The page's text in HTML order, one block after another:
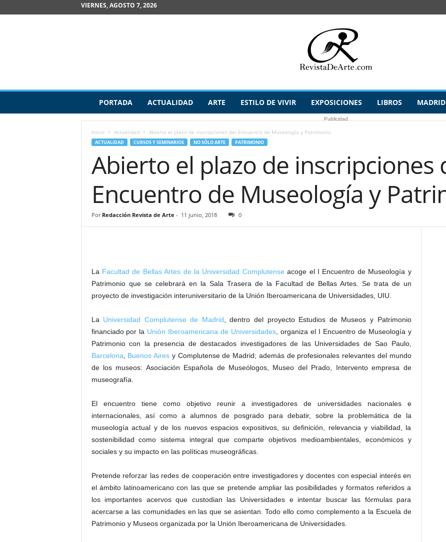
VIERNES, AGOSTO 7, 2026
v
PORTADA ACTUALIDAD ARTE ESTILO DE VIVIR EXPOSICIONES LIBROS MADRID
Publicidad
Inicio Actualidad Abierto el plazo de inscripciones del Encuentro de Museología y Patrimonio
ACTUALIDAD CURSOS Y SEMINARIOS NO SÓLO ARTE PATRIMONIO
Abierto el plazo de inscripciones
Encuentro de Museología y
Por Redacción Revista de Arte - 11 junio, 2018 0
La Facultad de Bellas Artes de la Universidad Complutense acoge el I Encuentro de Museología y
Patrimonio que se celebrará en la Sala Trasera de la Facultad de Bellas Artes. Se trata de un
proyecto de investigación interuniversitario de la Unión Iberoamericana de Universidades, UIU.
La Universidad Complutense de Madrid , dentro del proyecto Estudios de Museos y Patrimonio
financiado por la Unión Iberoamericana de Universidades , organiza el I Encuentro de Museología y
Patrimonio con la presencia de destacados investigadores de las Universidades de Sao Paulo,
Barcelona
Buenos Aires y Complutense de Madrid; además de profesionales relevantes del mundo
de los museos: Asociación Española de Museólogos, Museo del Prado, Intervento empresa de
museografía.
El encuentro tiene como objetivo reunir a investigadores de universidades nacionales e
internacionales, así como a alumnos de posgrado para debatir, sobre la problemática de la
museología actual y de los nuevos espacios expositivos, su definición, relevancia y viabilidad, la
sostenibilidad como sistema integral que comparte objetivos medioambientales, económicos y
sociales y su impacto en las políticas museográficas.
Pretende reforzar las redes de cooperación entre investigadores y docentes con especial interés en
el ámbito latinoamericano con las que se pretende ampliar las posibilidades y formatos referidos a
los importantes acervos que custodian las Universidades e intentar buscar las fórmulas para
acercarse a las comunidades en las que se asientan. Todo ello como complemento a la Escuela de
Patrimonio y Museos organizada por la Unión Iberoamericana de Universidades.